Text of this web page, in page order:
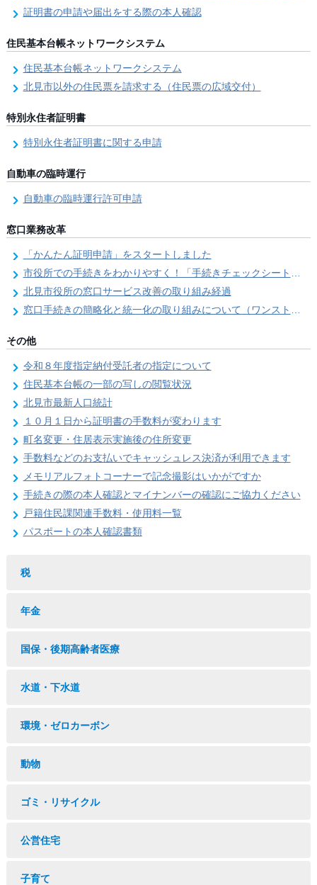
証明書の申請や届出をする際の本人確認
住民基本台帳ネットワークシステム
住民基本台帳ネットワークシステム
北見市以外の住民票を請求する（住民票の広域交付）
特別永住者証明書
特別永住者証明書に関する申請
自動車の臨時運行
自動車の臨時運行許可申請
窓口業務改革
「かんたん証明申請」をスタートしました
市役所での手続きをわかりやすく！「手続きチェックシート」を導入しました
北見市役所の窓口サービス改善の取り組み経過
窓口手続きの簡略化と統一化の取り組みについて（ワンストップサービス推進事業）
その他
令和８年度指定納付受託者の指定について
住民基本台帳の一部の写しの閲覧状況
北見市最新人口統計
１０月１日から証明書の手数料が変わります
町名変更・住居表示実施後の住所変更
手数料などのお支払いでキャッシュレス決済が利用できます
メモリアルフォトコーナーで記念撮影はいかがですか
手続きの際の本人確認とマイナンバーの確認にご協力ください
戸籍住民課関連手数料・使用料一覧
パスポートの本人確認書類
税
年金
国保・後期高齢者医療
水道・下水道
環境・ゼロカーボン
動物
ゴミ・リサイクル
公営住宅
子育て